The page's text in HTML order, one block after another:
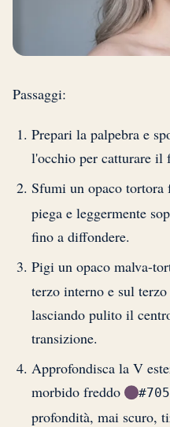
Passaggi:
Prepari la palpebra e
l'occhio per catturare il
Sfumi un opaco tortora
piega e leggermente
fino a diffondere.
Pigi un opaco malva-
terzo interno e sul
lasciando pulito il
transizione.
Approfondisca la V
morbido freddo
profondità, mai scuro,